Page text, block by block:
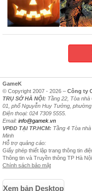
GameK
© Copyright 2007 - 2026 – Công ty
TRỤ SỞ HÀ NỘI: Tầng 22, Tòa nhà
01, phố Nguyễn Huy Tưởng,
Điện thoại: 024 7309 5555.
Email: info@gamek.vn
VPĐD TẠI TP.HCM: Tầng 4 Tòa
Minh
Hỗ trợ quảng cáo:
Giấy phép thiết lập trang thông tin
Thông tin và Truyền thông TP Hà
Chính sách bảo mật
Xem bản Desktop